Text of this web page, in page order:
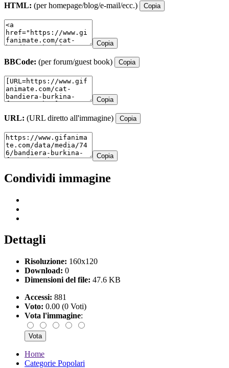
HTML: (per homepage/blog/e-mail/ecc.) Copia
Copia
BBCode: (per forum/guest book) Copia
Copia
URL: (URL diretto all'immagine) Copia
Copia
Condividi immagine
Dettagli
Risoluzione: 160x120
Download: 0
Dimensioni del file: 47.6 KB
Accessi: 881
Voto: 0.00 (0 Voti)
Vota l'immagine:
Home
Categorie Popolari